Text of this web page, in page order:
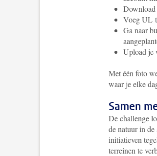
Download
Voeg UL
Ga naar
Upload je
Met één foto
waar je elke
Samen
De challenge
de natuur in
initiatieven
terreinen te